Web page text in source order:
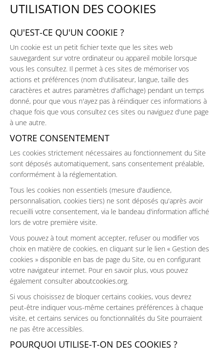
UTILISATION DES COOKIES
QU'EST-CE QU'UN COOKIE ?
Un cookie est un petit fichier texte que les sites web
sauvegardent sur votre ordinateur ou appareil mobile lorsque
vous les consultez. Il permet à ces sites de mémoriser vos
actions et préférences (nom d'utilisateur, langue, taille des
caractères et autres paramètres d'affichage) pendant un temps
donné, pour que vous n'ayez pas à réindiquer ces informations à
chaque fois que vous consultez ces sites ou naviguez d'une page
à une autre.
VOTRE CONSENTEMENT
Les cookies strictement nécessaires au fonctionnement du Site
sont déposés automatiquement, sans consentement préalable,
conformément à la réglementation.
Tous les cookies non essentiels (mesure d'audience,
personnalisation, cookies tiers) ne sont déposés qu'après avoir
recueilli votre consentement, via le bandeau d'information affiché
lors de votre première visite.
Vous pouvez à tout moment accepter, refuser ou modifier vos
choix en matière de cookies, en cliquant sur le lien « Gestion des
cookies » disponible en bas de page du Site, ou en configurant
votre navigateur internet. Pour en savoir plus, vous pouvez
également consulteraboutcookies.org.
Si vous choisissez de bloquer certains cookies, vous devrez
peut-être indiquer vous-même certaines préférences à chaque
visite, et certains services ou fonctionnalités du Site pourraient
ne pas être accessibles.
POURQUOI UTILISE-T-ON DES COOKIES ?